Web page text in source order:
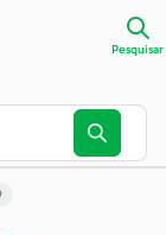
Pesquisar
de receitas